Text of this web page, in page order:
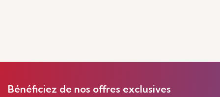
Bénéficiez de nos offres exclusives